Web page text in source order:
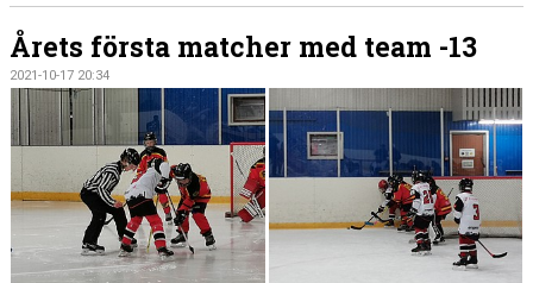
Årets första matcher med team -13
2021-10-17 20:34